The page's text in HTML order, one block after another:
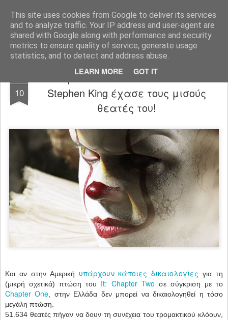
This site uses cookies from Google to deliver its services
and to analyze traffic. Your IP address and user-agent are
shared with Google along with performance and security
metrics to ensure quality of service, generate usage
statistics, and to detect and address abuse.
LEARN MORE GOT IT
FilmBoy
10
Ελληνικό Box Office: Ο κλόουν του
Stephen King έχασε τους μισούς
θεατές του!
Και αν στην Αμερική υπάρχουν κάποιες δικαιολογίες για τη
(μικρή σχετικά) πτώση του It: Chapter Two σε σύγκριση με το
Chapter One , στην Ελλάδα δεν μπορεί να δικαιολογηθεί η τόσο
μεγάλη πτώση.
51.634 θεατές πήγαν να δουν τη συνέχεια του τρομακτικού κλόουν,